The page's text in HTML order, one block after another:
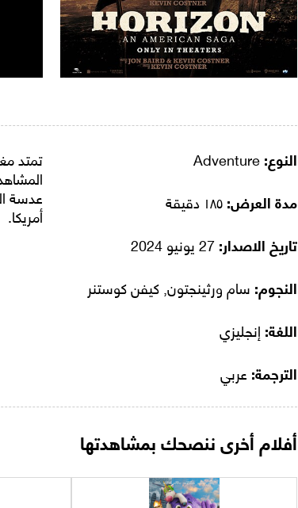
النوع:
مدة العرض:
تاريخ الاصدار:
النجوم: سام ورثينجتون, كيفن كوستنر
اللغة: إنجليزي
الترجمة: عربي
عدسة
أمريكا.
أفلام أخرى ننصحك بمشاهدتها